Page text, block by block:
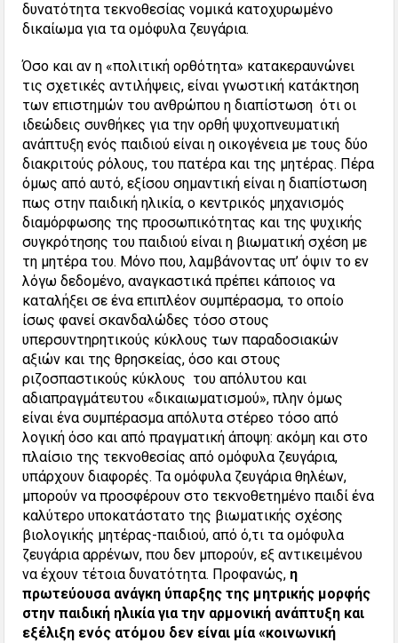
δυνατότητα τεκνοθεσίας νομικά κατοχυρωμένο
δικαίωμα για τα ομόφυλα ζευγάρια.
Όσο και αν η «πολιτική ορθότητα» κατακεραυνώνει
τις σχετικές αντιλήψεις, είναι γνωστική κατάκτηση
των επιστημών του ανθρώπου η διαπίστωση ότι οι
ιδεώδεις συνθήκες για την ορθή ψυχοπνευματική
ανάπτυξη ενός παιδιού είναι η οικογένεια με τους δύο
διακριτούς ρόλους, του πατέρα και της μητέρας. Πέρα
όμως από αυτό, εξίσου σημαντική είναι η διαπίστωση
πως στην παιδική ηλικία, ο κεντρικός μηχανισμός
διαμόρφωσης της προσωπικότητας και της ψυχικής
συγκρότησης του παιδιού είναι η βιωματική σχέση με
τη μητέρα του. Μόνο που, λαμβάνοντας υπ’ όψιν το εν
λόγω δεδομένο, αναγκαστικά πρέπει κάποιος να
καταλήξει σε ένα επιπλέον συμπέρασμα, το οποίο
ίσως φανεί σκανδαλώδες τόσο στους
υπερσυντηρητικούς κύκλους των παραδοσιακών
αξιών και της θρησκείας, όσο και στους
ριζοσπαστικούς κύκλους του απόλυτου και
αδιαπραγμάτευτου «δικαιωματισμού», πλην όμως
είναι ένα συμπέρασμα απόλυτα στέρεο τόσο από
λογική όσο και από πραγματική άποψη: ακόμη και στο
πλαίσιο της τεκνοθεσίας από ομόφυλα ζευγάρια,
υπάρχουν διαφορές. Τα ομόφυλα ζευγάρια θηλέων,
μπορούν να προσφέρουν στο τεκνοθετημένο παιδί ένα
καλύτερο υποκατάστατο της βιωματικής σχέσης
βιολογικής μητέρας-παιδιού, από ό,τι τα ομόφυλα
ζευγάρια αρρένων, που δεν μπορούν, εξ αντικειμένου
να έχουν τέτοια δυνατότητα. Προφανώς, η
πρωτεύουσα ανάγκη ύπαρξης της μητρικής μορφής
στην παιδική ηλικία για την αρμονική ανάπτυξη και
εξέλιξη ενός ατόμου δεν είναι μία «κοινωνική